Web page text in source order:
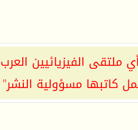
ملتقى الفيزيائيين
كاتبها مسؤولية النشر"